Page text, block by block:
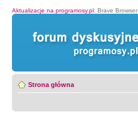
Aktualizacje na programosy.pl: Brave Browser
Strona główna